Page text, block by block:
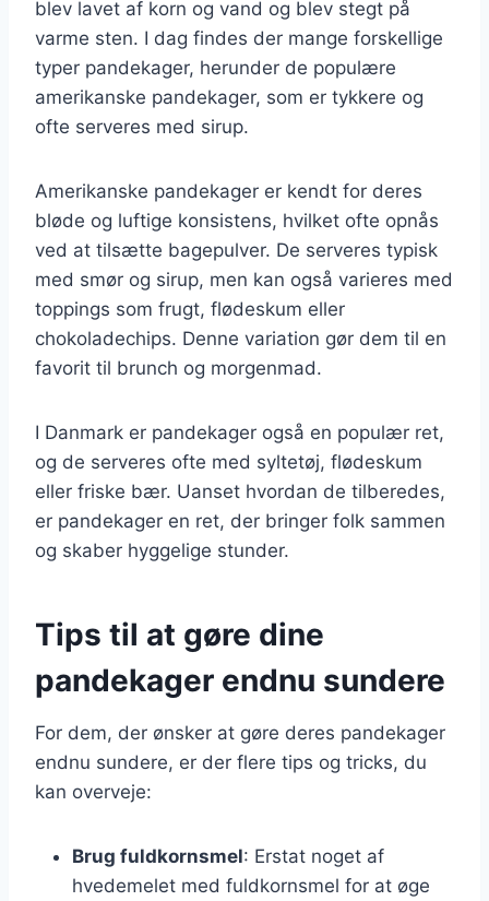
blev lavet af korn og vand og blev stegt på
varme sten. I dag findes der mange forskellige
typer pandekager, herunder de populære
amerikanske pandekager, som er tykkere og
ofte serveres med sirup.
Amerikanske pandekager er kendt for deres
bløde og luftige konsistens, hvilket ofte opnås
ved at tilsætte bagepulver. De serveres typisk
med smør og sirup, men kan også varieres med
toppings som frugt, flødeskum eller
chokoladechips. Denne variation gør dem til en
favorit til brunch og morgenmad.
I Danmark er pandekager også en populær ret,
og de serveres ofte med syltetøj, flødeskum
eller friske bær. Uanset hvordan de tilberedes,
er pandekager en ret, der bringer folk sammen
og skaber hyggelige stunder.
Tips til at gøre dine
pandekager endnu sundere
For dem, der ønsker at gøre deres pandekager
endnu sundere, er der flere tips og tricks, du
kan overveje:
Brug fuldkornsmel: Erstat noget af
hvedemelet med fuldkornsmel for at øge